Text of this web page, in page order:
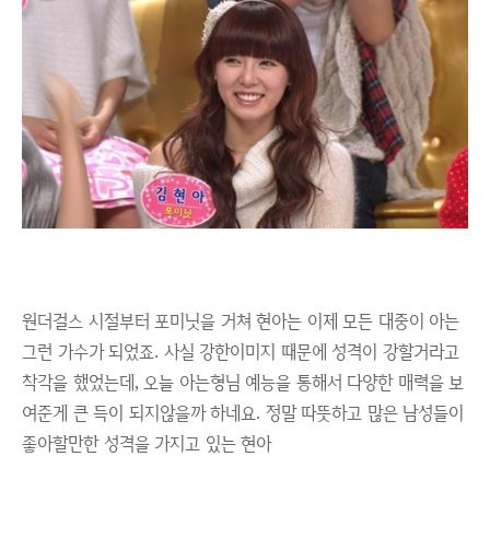
원더걸스 시절부터 포미닛을 거쳐 현아는 이제 모든 대중이 아는
그런 가수가 되었죠. 사실 강한이미지 때문에 성격이 강할거라고
착각을 했었는데, 오늘 아는형님 예능을 통해서 다양한 매력을 보
여준게 큰 득이 되지않을까 하네요. 정말 따뜻하고 많은 남성들이
좋아할만한 성격을 가지고 있는 현아